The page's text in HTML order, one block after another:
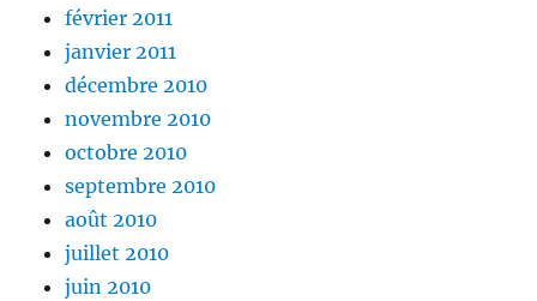
février 2011
janvier 2011
décembre 2010
novembre 2010
octobre 2010
septembre 2010
août 2010
juillet 2010
juin 2010